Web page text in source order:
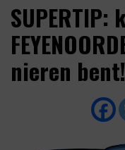
nieren